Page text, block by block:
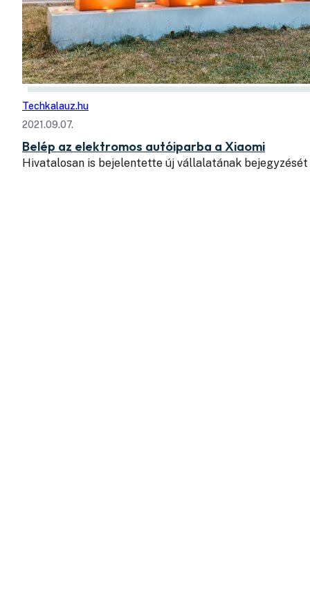
Techkalauz.hu
2021.09.07.
Belép az elektromos autóiparba a Xiaomi
Hivatalosan is bejelentette új vállalatának bejegyzését